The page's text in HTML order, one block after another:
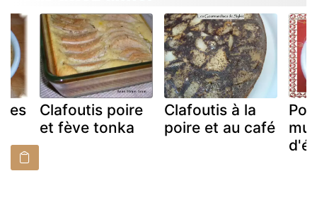
Clafoutis poire
et fève tonka
Clafoutis à la
poire et au café